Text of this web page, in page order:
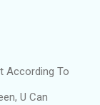
According To
U Can